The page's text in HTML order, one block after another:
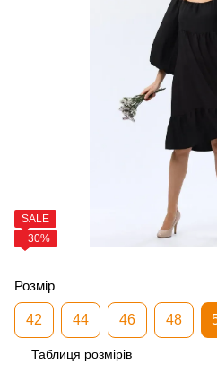
SALE
−30%
Розмір
42 44 46 48
Таблиця розмірів